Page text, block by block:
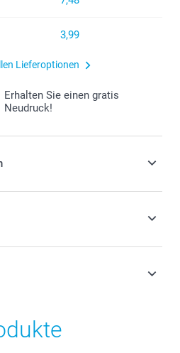
3,99
Lieferoptionen
Erhalten Sie einen gratis
Neudruck!
EURO (€) inkl. MwSt. und zzgl.